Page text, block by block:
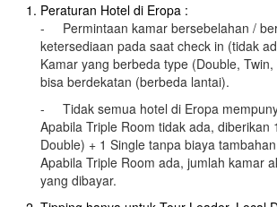
Peraturan Hotel di Eropa :
- Permintaan kamar bersebelahan /
ketersediaan pada saat check in (tidak
Kamar yang berbeda type (Double,
bisa berdekatan (berbeda lantai).
- Tidak semua hotel di Eropa
Apabila Triple Room tidak ada, diberikan
Double) + 1 Single tanpa biaya
Apabila Triple Room ada, jumlah kamar
yang dibayar.